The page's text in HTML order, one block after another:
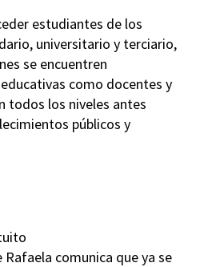
estudiantes de los
universitario y terciario,
se encuentren
como docentes y
todos los niveles antes
públicos y
Rafaela comunica que ya se